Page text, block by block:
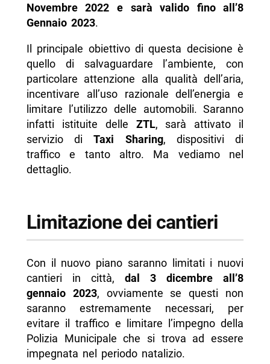
-- Gli orari della ZTL Bus turistici
-- I bus turistici non interessati dal divieto
-- Scopri di più da Napolike.it
Novembre 2022 e sarà valido fino all’8
Gennaio 2023.
Il principale obiettivo di questa decisione è
quello di salvaguardare l’ambiente, con
particolare attenzione alla qualità dell’aria,
incentivare all’uso razionale dell’energia e
limitare l’utilizzo delle automobili. Saranno
infatti istituite delle ZTL, sarà attivato il
servizio diTaxi Sharing, dispositivi di
traffico e tanto altro. Ma vediamo nel
dettaglio.
Limitazione dei cantieri
Con il nuovo piano saranno limitati i nuovi
cantieri in città, dal 3 dicembre all’8
gennaio 2023, ovviamente se questi non
saranno estremamente necessari, per
evitare il traffico e limitare l’impegno della
Polizia Municipale che si trova ad essere
impegnata nel periodo natalizio.